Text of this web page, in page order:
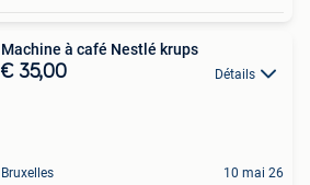
Machine à café Nestlé krups
€ 35,00 Détails
Bruxelles 10 mai 26